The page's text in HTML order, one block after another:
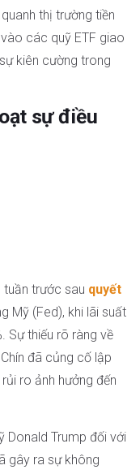
thị trường tiền
các quỹ ETF giao
kiên cường trong
sự điều
tuần trước sau quyết
Mỹ (Fed), khi lãi suất
Sự thiếu rõ ràng về
đã củng cố lập
ro ảnh hưởng đến
Donald Trump đối với
gây ra sự không